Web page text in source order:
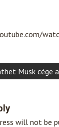
Musk cége
will not be